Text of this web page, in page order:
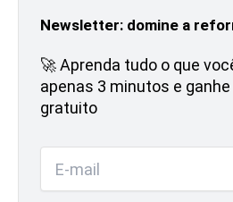
Newsletter: domine a
🚀 Aprenda tudo o que
apenas 3 minutos e
gratuito